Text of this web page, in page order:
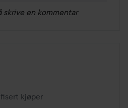
skrive en kommentar
opprettet 3 dager
kjøper